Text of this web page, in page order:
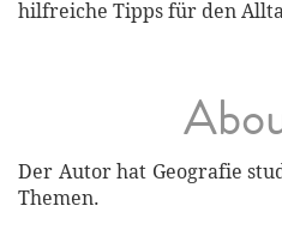
hilfreiche Tipps für den
Der Autor hat Geografie
Themen.